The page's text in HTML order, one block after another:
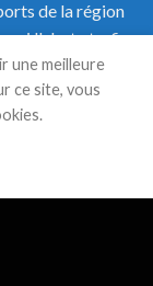
de la région
l'alerte trafic
les transports
une meilleure
ce site, vous